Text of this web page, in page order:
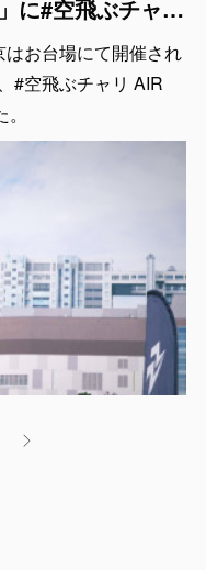
「GRAND CYCLE TOKYO」に#空飛ぶチャリ AIR TRICK SHOW が出演
お台場にて開催され
#空飛ぶチャリ AIR